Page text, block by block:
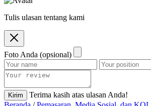
Tulis ulasan tentang kami
Foto Anda (opsional)
Kirim
Terima kasih atas ulasan Anda!